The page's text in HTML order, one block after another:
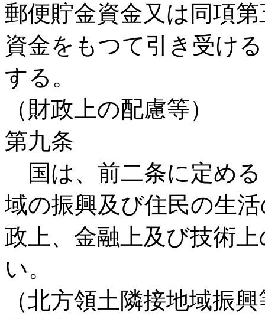
郵便貯金資金又は同項
資金をもつて引き受け
する。
（財政上の配慮等）
第九条
国は、前二条に定め
域の振興及び住民の生
政上、金融上及び技術
い。
（北方領土隣接地域振